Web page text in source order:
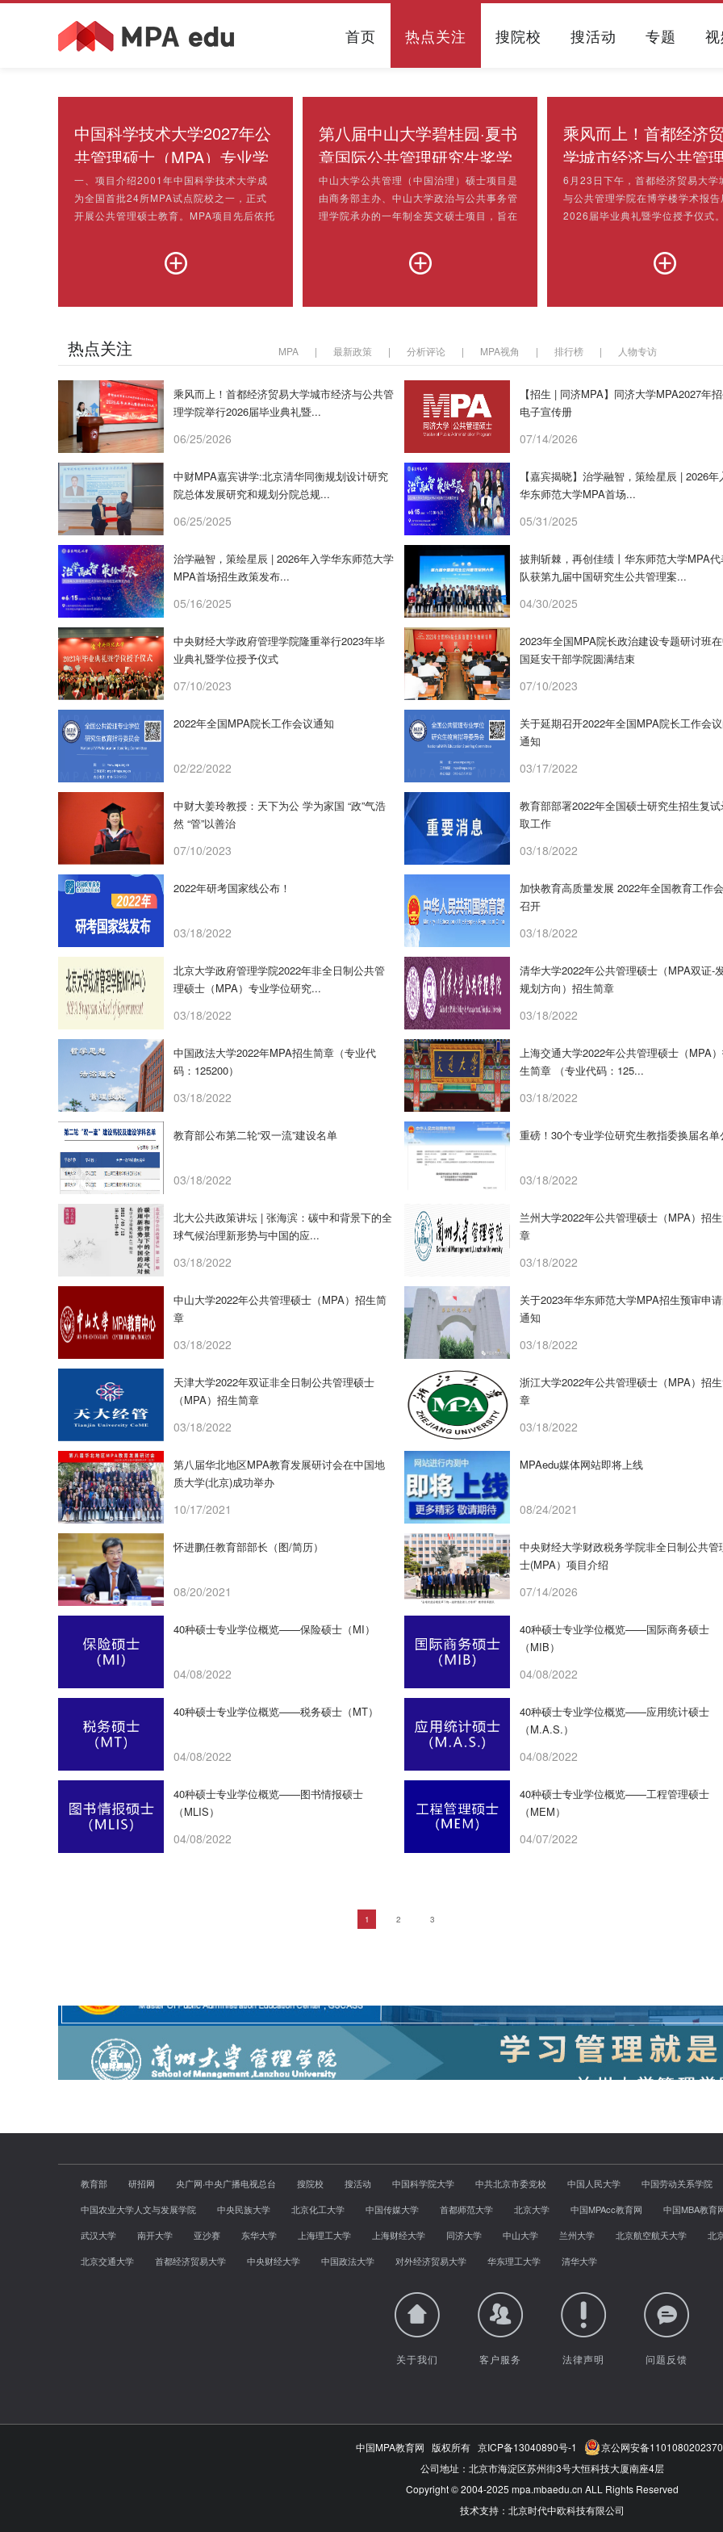
首页 热点关注 搜院校 搜活动 专题
中国科学技术大学2027年公
共管理硕士（MPA）专业学
位研究生招生通知
一、项目介绍2001年中国科学技术大学成
为全国首批24所MPA试点院校之一，正式
开展公共管理硕士教育。MPA项目先后依托
办学历史悠久，良好的学术氛围、严格的教
学管理、丰富的校友资源，使我校MPA在国
国务院学位办组织的“全国首批MPA培养院
一流。中国科大MPA项目办学基本模式
为“...
第八届中山大学碧桂园·夏书
章国际公共管理研究生奖学
金颁发仪式成功举办
中山大学公共管理（中国治理）硕士项目是
由商务部主办、中山大学政治与公共事务管
理学院承办的一年制全英文硕士项目，旨在
养公共管理领域的高层次人才。2026届项
目共录取来自埃塞俄比亚、柬埔寨、缅甸、
名学员，主要任职于外交部、国家银行、内
共管理研...
乘风而上！首都经济
学城市经济与公共管
举行2026届毕业典礼
授予仪式
6月23日下午，首都经济贸易大学
与公共管理学院在博学楼学术报
2026届毕业典礼暨学位授予仪式
员出席典礼，2026届全体毕业生
礼。典礼由学院党委副书记张莹
若，用《风·光》《那些花儿》，
对毕业生的美好祝愿...
热点关注 MPA | 最新政策 | 分析评论 | MPA视角 | 排行榜 | 人物专访
乘风而上！首都经济贸易大学城市经济与公共管
理学院举行2026届毕业典礼暨...
06/25/2026
【招生 | 同济MPA】同济大学MPA2027年
电子宣传册
07/14/2026
中财MPA嘉宾讲学:北京清华同衡规划设计研究
院总体发展研究和规划分院总规...
06/25/2025
【嘉宾揭晓】治学融智，策绘星辰 | 2026年
华东师范大学MPA首场...
05/31/2025
治学融智，策绘星辰 | 2026年入学华东师范大学
MPA首场招生政策发布...
05/16/2025
披荆斩棘，再创佳绩丨华东师范大学MPA
队获第九届中国研究生公共管理案...
04/30/2025
中央财经大学政府管理学院隆重举行2023年毕
业典礼暨学位授予仪式
07/10/2023
2023年全国MPA院长政治建设专题研讨班
国延安干部学院圆满结束
07/10/2023
2022年全国MPA院长工作会议通知
02/22/2022
关于延期召开2022年全国MPA院长工作会
通知
03/17/2022
中财大姜玲教授：天下为公 学为家国 “政”气浩
然 “管”以善治
07/10/2023
教育部部署2022年全国硕士研究生招生复
取工作
03/18/2022
2022年研考国家线公布！
03/18/2022
加快教育高质量发展 2022年全国教育工作
召开
03/18/2022
北京大学政府管理学院2022年非全日制公共管
理硕士（MPA）专业学位研究...
03/18/2022
清华大学2022年公共管理硕士（MPA双证-
规划方向）招生简章
03/18/2022
中国政法大学2022年MPA招生简章（专业代
码：125200）
03/18/2022
上海交通大学2022年公共管理硕士（MPA
生简章 （专业代码：125...
03/18/2022
教育部公布第二轮“双一流”建设名单
03/18/2022
重磅！30个专业学位研究生教指委换届名单
03/18/2022
北大公共政策讲坛 | 张海滨：碳中和背景下的全
球气候治理新形势与中国的应...
03/18/2022
兰州大学2022年公共管理硕士（MPA）招
章
03/18/2022
中山大学2022年公共管理硕士（MPA）招生简
章
03/18/2022
关于2023年华东师范大学MPA招生预审申
通知
03/18/2022
天津大学2022年双证非全日制公共管理硕士
（MPA）招生简章
03/18/2022
浙江大学2022年公共管理硕士（MPA）招
章
03/18/2022
第八届华北地区MPA教育发展研讨会在中国地
质大学(北京)成功举办
10/17/2021
MPAedu媒体网站即将上线
08/24/2021
怀进鹏任教育部部长（图/简历）
08/20/2021
中央财经大学财政税务学院非全日制公共管
士(MPA）项目介绍
07/14/2026
40种硕士专业学位概览——保险硕士（MI）
04/08/2022
40种硕士专业学位概览——国际商务硕士
（MIB）
04/08/2022
40种硕士专业学位概览——税务硕士（MT）
04/08/2022
40种硕士专业学位概览——应用统计硕士
（M.A.S.）
04/08/2022
40种硕士专业学位概览——图书情报硕士
（MLIS）
04/08/2022
40种硕士专业学位概览——工程管理硕士
（MEM）
04/07/2022
1 2 3
教育部 研招网 央广网·中央广播电视总台 搜院校 搜活动 中国科学院大学 中共北京市委党校 中国人民大学
中国劳动关系学院
中国农业大学人文与发展学院
中央民族大学 北京化工大学 中国传媒大学 首都师范大学 北京大学 中国MPAcc教育网
中国MBA教育
武汉大学
南开大学 亚沙赛 东华大学 上海理工大学 上海财经大学 同济大学 中山大学 兰州大学 北京航空航天大学
北
北京交通大学
首都经济贸易大学 中央财经大学 中国政法大学 对外经济贸易大学 华东理工大学 清华大学
关于我们 客户服务 法律声明 问题反馈
中国MPA教育网 版权所有 京ICP备13040890号-1
京公网安备
公司地址：北京市海淀区苏州街3号大恒科技大厦南座4层
Copyright © 2004-2025 mpa.mbaedu.cn ALL Rights Reserved
技术支持： 北京时代中欧科技有限公司